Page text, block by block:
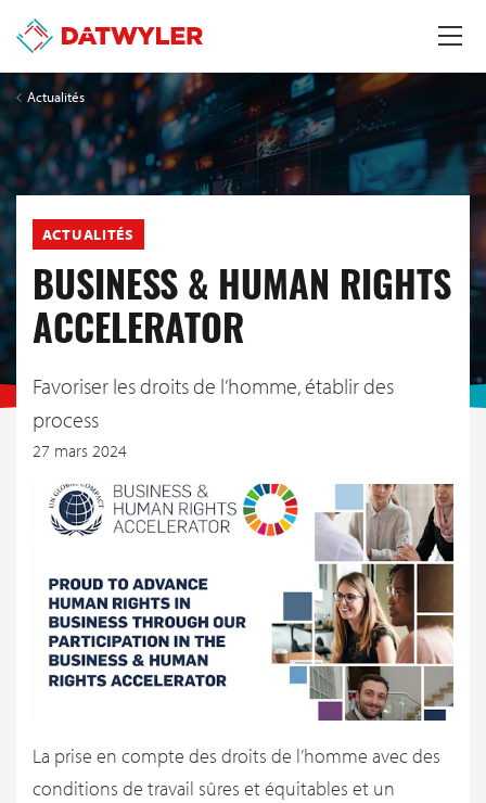
Actualités
ACTUALITÉS
BUSINESS & HUMAN RIGHTS
ACCELERATOR
Favoriser les droits de l’homme, établir des
process
27 mars 2024
La prise en compte des droits de l’homme avec des
conditions de travail sûres et équitables et un